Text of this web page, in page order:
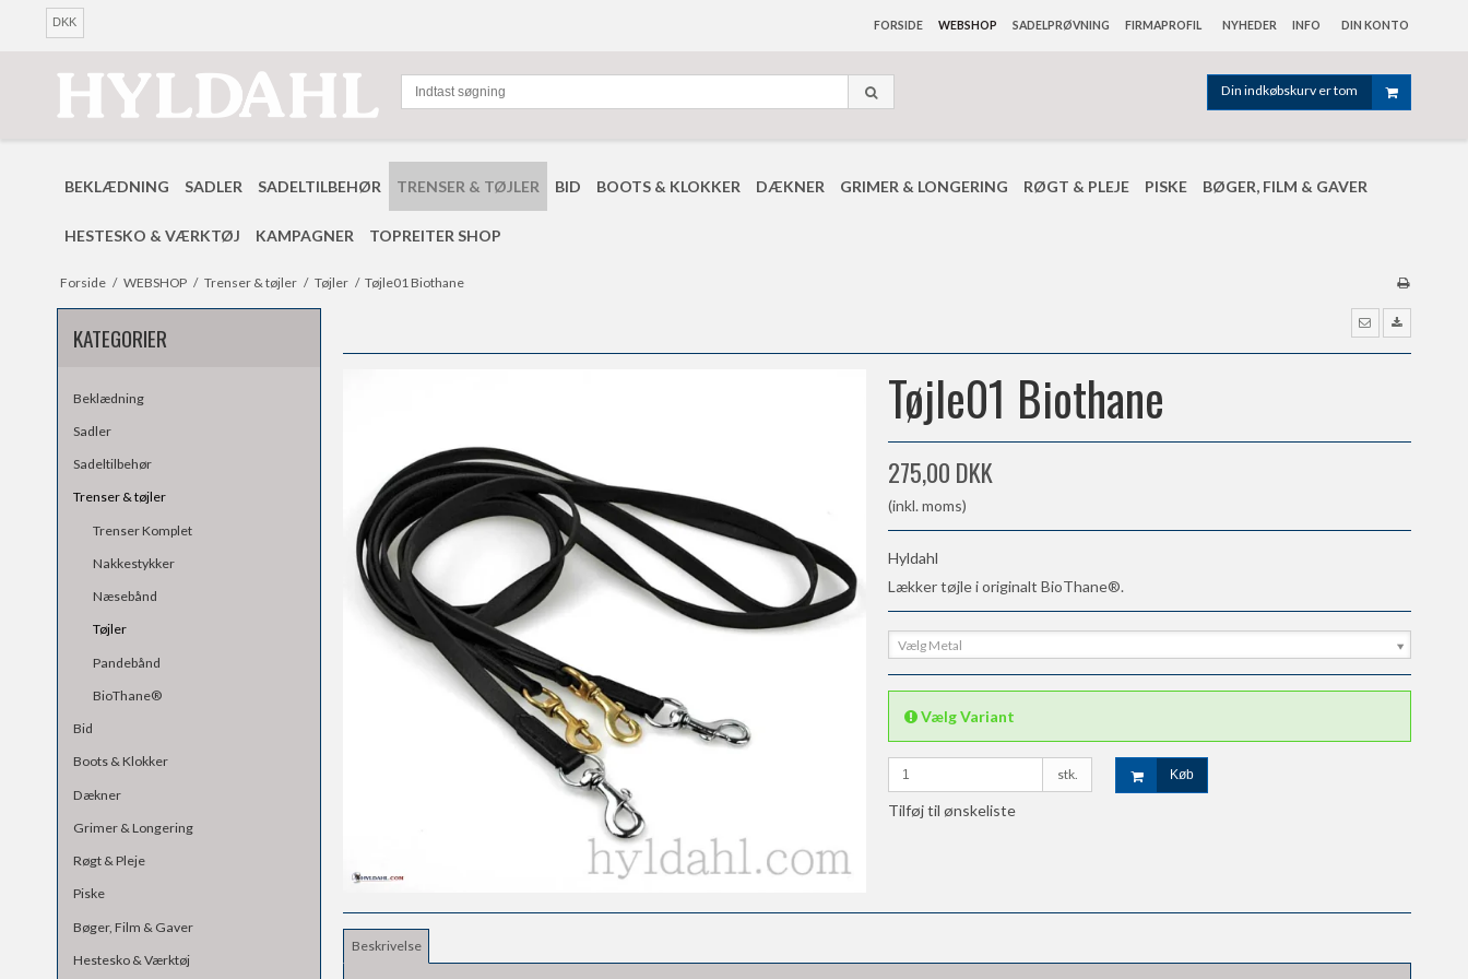
DKK FORSIDE WEBSHOP SADELPRØVNING FIRMAPROFIL NYHEDER INFO DIN KONTO
Din indkøbskurv er tom
BEKLÆDNING SADLER SADELTILBEHØR TRENSER & TØJLER BID BOOTS & KLOKKER DÆKNER GRIMER & LONGERING RØGT & PLEJE PISKE BØGER, FILM & GAVER
HESTESKO & VÆRKTØJ KAMPAGNER TOPREITER SHOP
Forside / WEBSHOP / Trenser & tøjler / Tøjler / Tøjle01 Biothane
KATEGORIER
Beklædning
Sadler
Sadeltilbehør
Trenser & tøjler
Trenser Komplet
Nakkestykker
Næsebånd
Tøjler
Pandebånd
BioThane®
Bid
Boots & Klokker
Dækner
Grimer & Longering
Røgt & Pleje
Piske
Bøger, Film & Gaver
Hestesko & Værktøj
Tøjle01 Biothane
275,00 DKK
(inkl. moms)
Hyldahl
Lækker tøjle i originalt BioThane®.
Vælg Metal
Vælg Variant
stk. Køb
Tilføj til ønskeliste
Beskrivelse